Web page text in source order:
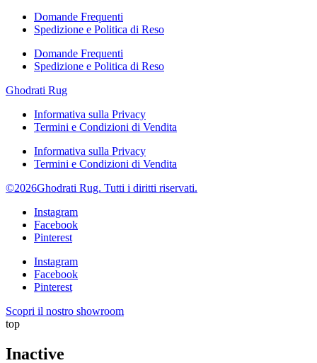
Domande Frequenti
Spedizione e Politica di Reso
Domande Frequenti
Spedizione e Politica di Reso
Ghodrati Rug
Informativa sulla Privacy
Termini e Condizioni di Vendita
Informativa sulla Privacy
Termini e Condizioni di Vendita
©2026Ghodrati Rug. Tutti i diritti riservati.
Instagram
Facebook
Pinterest
Instagram
Facebook
Pinterest
Scopri il nostro showroom
top
Inactive